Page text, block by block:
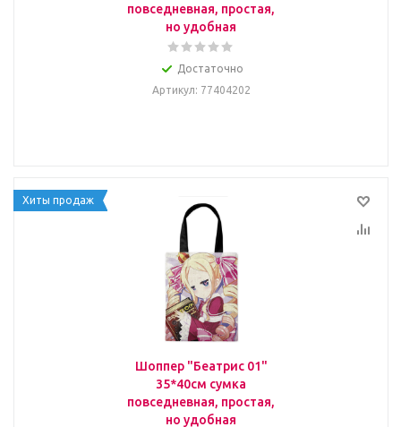
повседневная, простая,
но удобная
Достаточно
Артикул: 77404202
Хиты продаж
Шоппер "Беатрис 01"
35*40см сумка
повседневная, простая,
но удобная